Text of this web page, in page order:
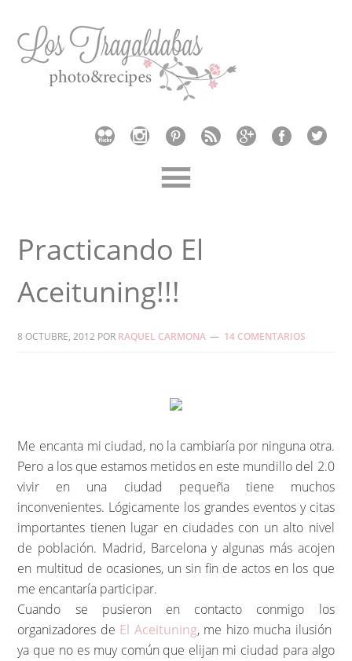
Practicando El
Aceituning!!!
8 OCTUBRE, 2012 POR RAQUEL CARMONA 14 COMENTARIOS
Me encanta mi ciudad, no la cambiaría por ninguna otra.
Pero a los que estamos metidos en este mundillo del 2.0
vivir en una ciudad pequeña tiene muchos
inconvenientes. Lógicamente los grandes eventos y citas
importantes tienen lugar en ciudades con un alto nivel
de población. Madrid, Barcelona y algunas más acojen
en multitud de ocasiones, un sin fin de actos en los que
me encantaría participar.
Cuando se pusieron en contacto conmigo los
organizadores de El Aceituning, me hizo mucha ilusión
ya que no es muy común que elijan mi ciudad para algo